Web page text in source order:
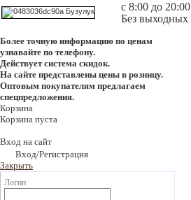
с 8:00 до 20:00
Без выходных
Более точную информацию по ценам
узнавайте по телефону.
Действует система скидок.
На сайте представлены цены в розницу.
Оптовым покупателям предлагаем
спецпредложения.
Корзина
Корзина пуста
Вход на сайт
Вход/Регистрация
Закрыть
Логин